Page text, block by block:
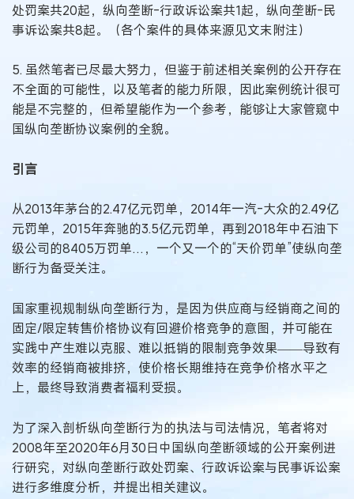
处罚案共20起，纵向垄断-行政诉讼案共1起，纵向垄断-民
事诉讼案共8起。（各个案件的具体来源见文末附注）
5. 虽然笔者已尽最大努力，但鉴于前述相关案例的公开存在
不全面的可能性，以及笔者的能力所限，因此案例统计很可
能是不完整的，但希望能作为一个参考，能够让大家管窥中
国纵向垄断协议案例的全貌。
引言
从2013年茅台的2.47亿元罚单，2014年一汽-大众的2.49亿
元罚单，2015年奔驰的3.5亿元罚单，再到2018年中石油下
级公司的8405万罚单…，一个又一个的“天价罚单”使纵向垄
断行为备受关注。
国家重视规制纵向垄断行为，是因为供应商与经销商之间的
固定/限定转售价格协议有回避价格竞争的意图，并可能在
实践中产生难以克服、难以抵销的限制竞争效果——导致有
效率的经销商被排挤，使价格长期维持在竞争价格水平之
上，最终导致消费者福利受损。
为了深入剖析纵向垄断行为的执法与司法情况，笔者将对
2008年至2020年6月30日中国纵向垄断领域的公开案例进
行研究，对纵向垄断行政处罚案、行政诉讼案与民事诉讼案
进行多维度分析，并提出相关建议。